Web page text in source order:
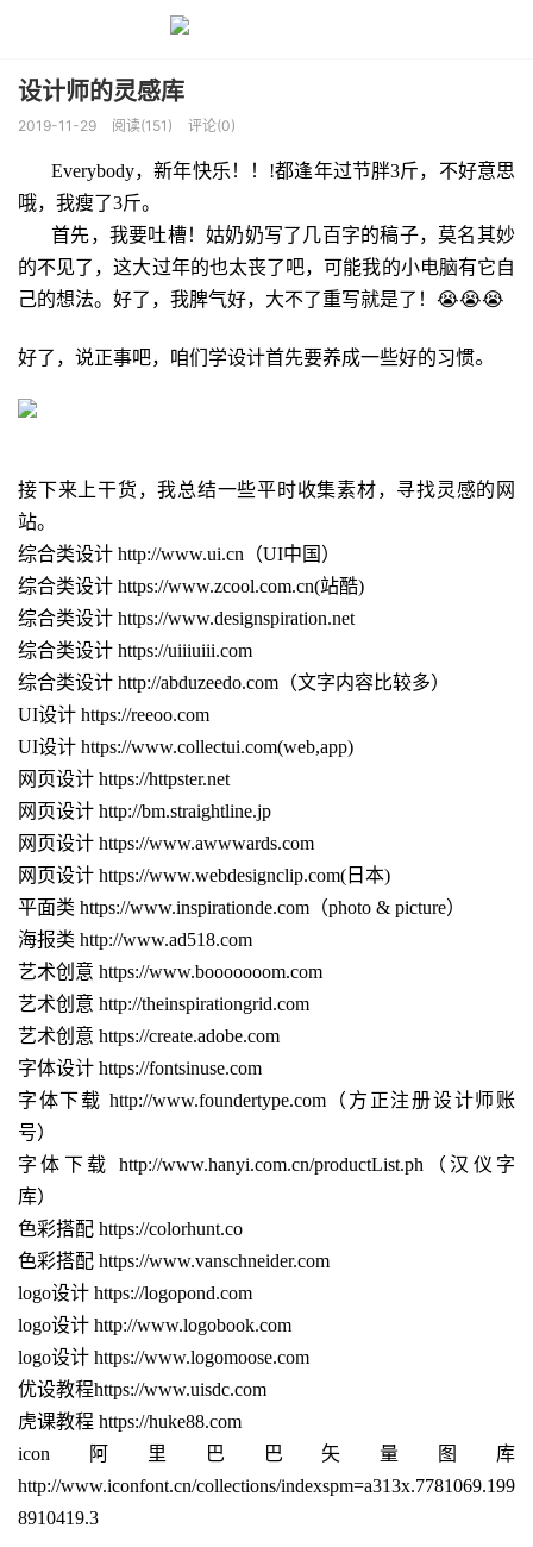
设计师的灵感库
2019-11-29 阅读(151) 评论(0)
Everybody，新年快乐！！ !都逢年过节胖3斤，不好意思
哦，我瘦了3斤。
首先，我要吐槽！姑奶奶写了几百字的稿子，莫名其妙
的不见了，这大过年的也太丧了吧，可能我的小电脑有它自
己的想法。好了，我脾气好，大不了重写就是了！😭😭😭
好了，说正事吧，咱们学设计首先要养成一些好的习惯。
接下来上干货，我总结一些平时收集素材，寻找灵感的网
站。
综合类设计 http://www.ui.cn（UI中国）
综合类设计 https://www.zcool.com.cn(站酷)
综合类设计 https://www.designspiration.net
综合类设计 https://uiiiuiii.com
综合类设计 http://abduzeedo.com （文字内容比较多）
UI设计 https://reeoo.com
UI设计 https://www.collectui.com(web,app)
网页设计 https://httpster.net
网页设计 http://bm.straightline.jp
网页设计 https://www.awwwards.com
网页设计 https://www.webdesignclip.com(日本)
平面类 https://www.inspirationde.com（photo & picture）
海报类 http://www.ad518.com
艺术创意 https://www.booooooom.com
艺术创意 http://theinspirationgrid.com
艺术创意 https://create.adobe.com
字体设计 https://fontsinuse.com
字体下载 http://www.foundertype.com（方正注册设计师账
号）
字体下载 http://www.hanyi.com.cn/productList.ph（汉仪字
库）
色彩搭配 https://colorhunt.co
色彩搭配 https://www.vanschneider.com
logo设计 https://logopond.com
logo设计 http://www.logobook.com
logo设计 https://www.logomoose.com
优设教程https://www.uisdc.com
虎课教程 https://huke88.com
icon阿里巴巴矢量图库
http://www.iconfont.cn/collections/indexspm=a313x.7781069.199
8910419.3